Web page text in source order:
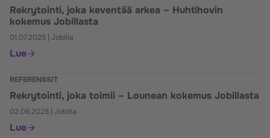
Rekrytointi, joka keventää arkea – Huhtihovin
kokemus Jobillasta
01.07.2025 Jobilla
Lue
REFERENSSIT
Rekrytointi, joka toimii – Lounean kokemus Jobillasta
02.06.2025 Jobilla
Lue